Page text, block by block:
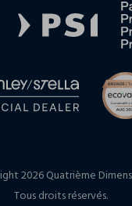
2026 Quatrième
Tous droits réservés.